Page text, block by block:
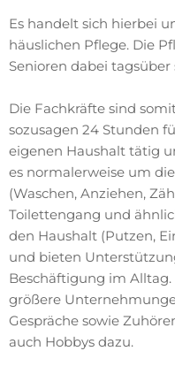
Es handelt sich hierbei
häuslichen Pflege. Die
Senioren dabei
Die Fachkräfte sind
sozusagen 24 Stunden
eigenen Haushalt tätig
es normalerweise um
(Waschen, Anziehen,
Toilettengang und
den Haushalt (Putzen,
und bieten
Beschäftigung im
größere
Gespräche sowie
auch Hobbys dazu.